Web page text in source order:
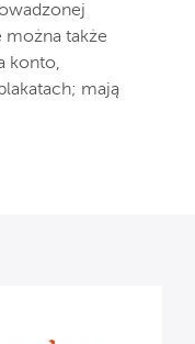
można także
konto,
mają